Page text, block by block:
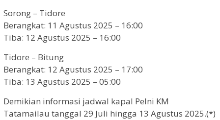
Sorong – Tidore
Berangkat: 11 Agustus 2025 – 16:00
Tiba: 12 Agustus 2025 – 16:00
Tidore – Bitung
Berangkat: 12 Agustus 2025 – 17:00
Tiba: 13 Agustus 2025 – 05:00
Demikian informasi jadwal kapal Pelni KM
Tatamailau tanggal 29 Juli hingga 13 Agustus 2025.(*)